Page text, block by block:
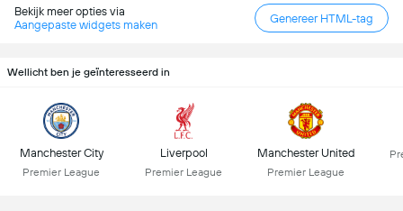
Bekijk meer opties via
Aangepaste widgets maken
Genereer HTML-tag
Wellicht ben je geïnteresseerd in
Manchester City
Premier League
Liverpool
Premier League
Manchester United
Premier League